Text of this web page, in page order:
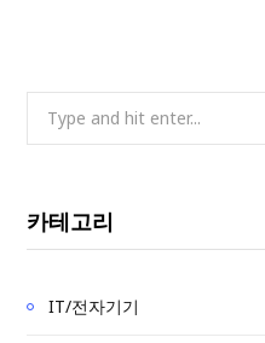
c
카테고리
IT/전자기기